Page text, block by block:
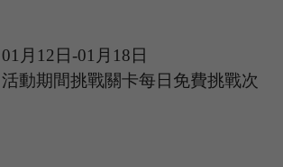
01 月 12 日-01 月 18 日
活動期間挑戰關卡每日免費挑戰次